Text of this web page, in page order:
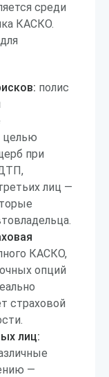
среди
КАСКО.
полис
целью
при
лиц —
КАСКО,
опций
страховой
лиц:
—